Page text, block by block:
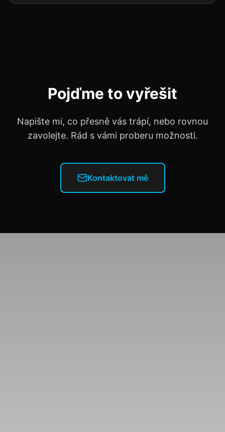
Pojďme to vyřešit
Napište mi, co přesně vás trápí, nebo rovnou
zavolejte. Rád s vámi proberu možnosti.
Kontaktovat mě